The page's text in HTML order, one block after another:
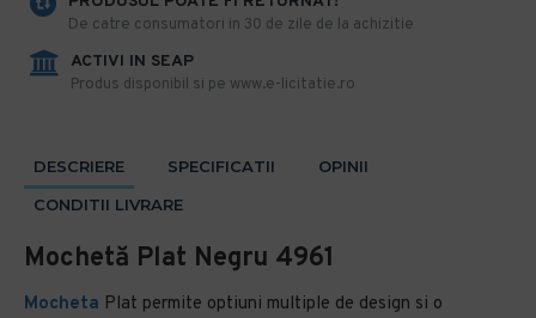
De catre consumatori in 30 de zile de la achizitie
ACTIVI IN SEAP
Produs disponibil si pe www.e-licitatie.ro
DESCRIERE SPECIFICATII
OPINII
CONDITII LIVRARE
Mochetă Plat Negru 4961
Mocheta Plat permite optiuni multiple de design si o